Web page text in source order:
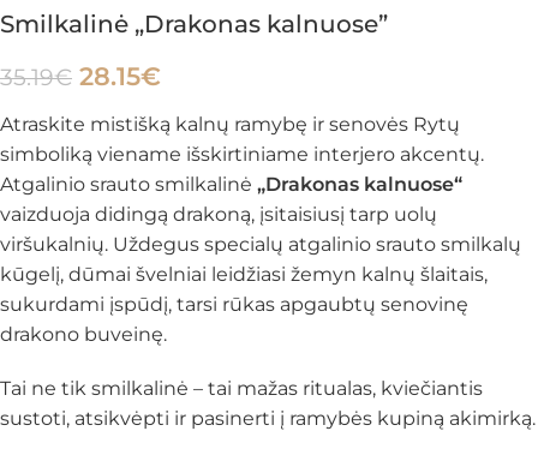
Smilkalinė „Drakonas kalnuose”
35.19€ 28.15€
Atraskite mistišką kalnų ramybę ir senovės Rytų
simboliką viename išskirtiniame interjero akcentų.
Atgalinio srauto smilkalinė „Drakonas kalnuose“
vaizduoja didingą drakoną, įsitaisiusį tarp uolų
viršukalnių. Uždegus specialų atgalinio srauto smilkalų
kūgelį, dūmai švelniai leidžiasi žemyn kalnų šlaitais,
sukurdami įspūdį, tarsi rūkas apgaubtų senovinę
drakono buveinę.
Tai ne tik smilkalinė – tai mažas ritualas, kviečiantis
sustoti, atsikvėpti ir pasinerti į ramybės kupiną akimirką.